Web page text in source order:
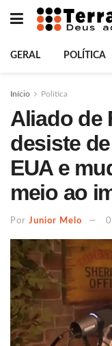
GERAL POLÍTICA
Início Política
Aliado de
desiste
EUA e
meio ao
Por Junior Melo